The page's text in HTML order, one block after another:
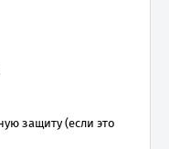
защиту (если это